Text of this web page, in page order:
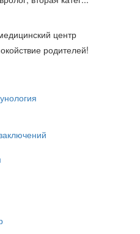
центр
родителей!